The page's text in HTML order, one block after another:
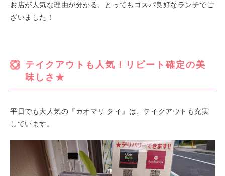
お店が人気な理由が分かる、とってもコスパ良好なランチでご
ざいました！
テイクアウトも人気！リピート確定の美
味しさ★
平日でも大人気の『カオマリ タイ』は、テイクアウトも充実
しています。